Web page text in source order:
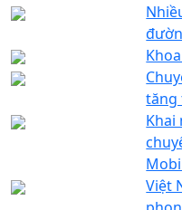
tăng
Khai
Việt